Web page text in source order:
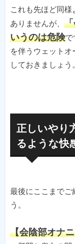
これも先ほど同
ありませんが、
いうのは危険で
を伴うウェット
しておきましょう
正しいやり
るような快
最後にここまでご
う。
【会陰部オナ